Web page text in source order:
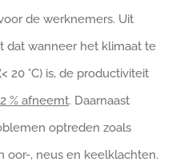
de werknemers. Uit
dat wanneer het klimaat te
20 °C) is, de productiviteit
% afneemt. Daarnaast
optreden zoals
oor-, neus en keelklachten.